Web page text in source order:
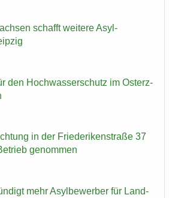
schafft wei­te­re Asyl-​
den Hoch­was­ser­schutz im Ost­erz­
in der Frie­de­ri­ken­stra­ße 37
ge­nom­men
mehr Asyl­be­wer­ber für Land­